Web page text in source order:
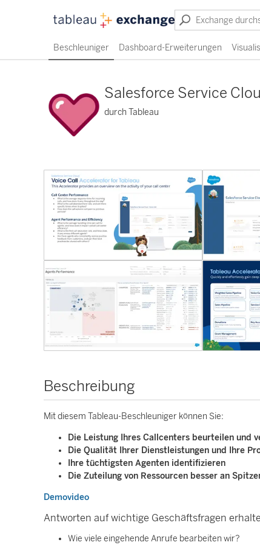
Beschleuniger Dashboard-Erweiterungen
Salesforce Service
durch Tableau
Beschreibung
Mit diesem Tableau-Beschleuniger können Sie:
Die Leistung Ihres Callcenters beurteilen und
Die Qualität Ihrer Dienstleistungen und Ihre
Ihre tüchtigsten Agenten identifizieren
Die Zuteilung von Ressourcen besser an
Demovideo
Antworten auf wichtige Geschäftsfragen
Wie viele eingehende Anrufe bearbeiten wir?